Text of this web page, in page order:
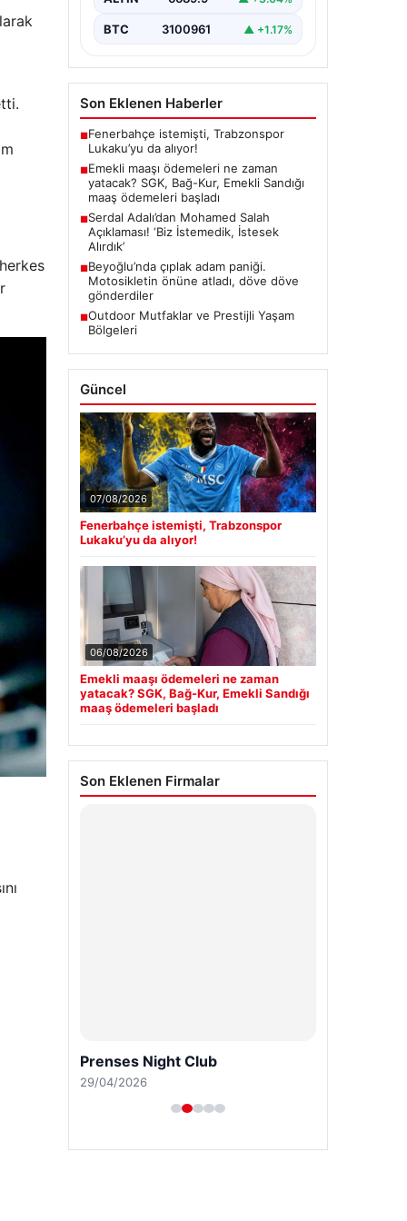
BTC 3100961 ▲ +1.17%
Son Eklenen Haberler
■Fenerbahçe istemişti, Trabzonspor
Lukaku’yu da alıyor!
■Emekli maaşı ödemeleri ne zaman
yatacak? SGK, Bağ-Kur, Emekli Sandığı
maaş ödemeleri başladı
■Serdal Adalı’dan Mohamed Salah
Açıklaması! ‘Biz İstemedik, İstesek
Alırdık’
■Beyoğlu’nda çıplak adam paniği.
Motosikletin önüne atladı, döve döve
gönderdiler
■Outdoor Mutfaklar ve Prestijli Yaşam
Bölgeleri
Güncel
07/08/2026
Fenerbahçe istemişti, Trabzonspor
Lukaku’yu da alıyor!
06/08/2026
Emekli maaşı ödemeleri ne zaman
yatacak? SGK, Bağ-Kur, Emekli Sandığı
maaş ödemeleri başladı
Son Eklenen Firmalar
Prenses Night Club
29/04/2026